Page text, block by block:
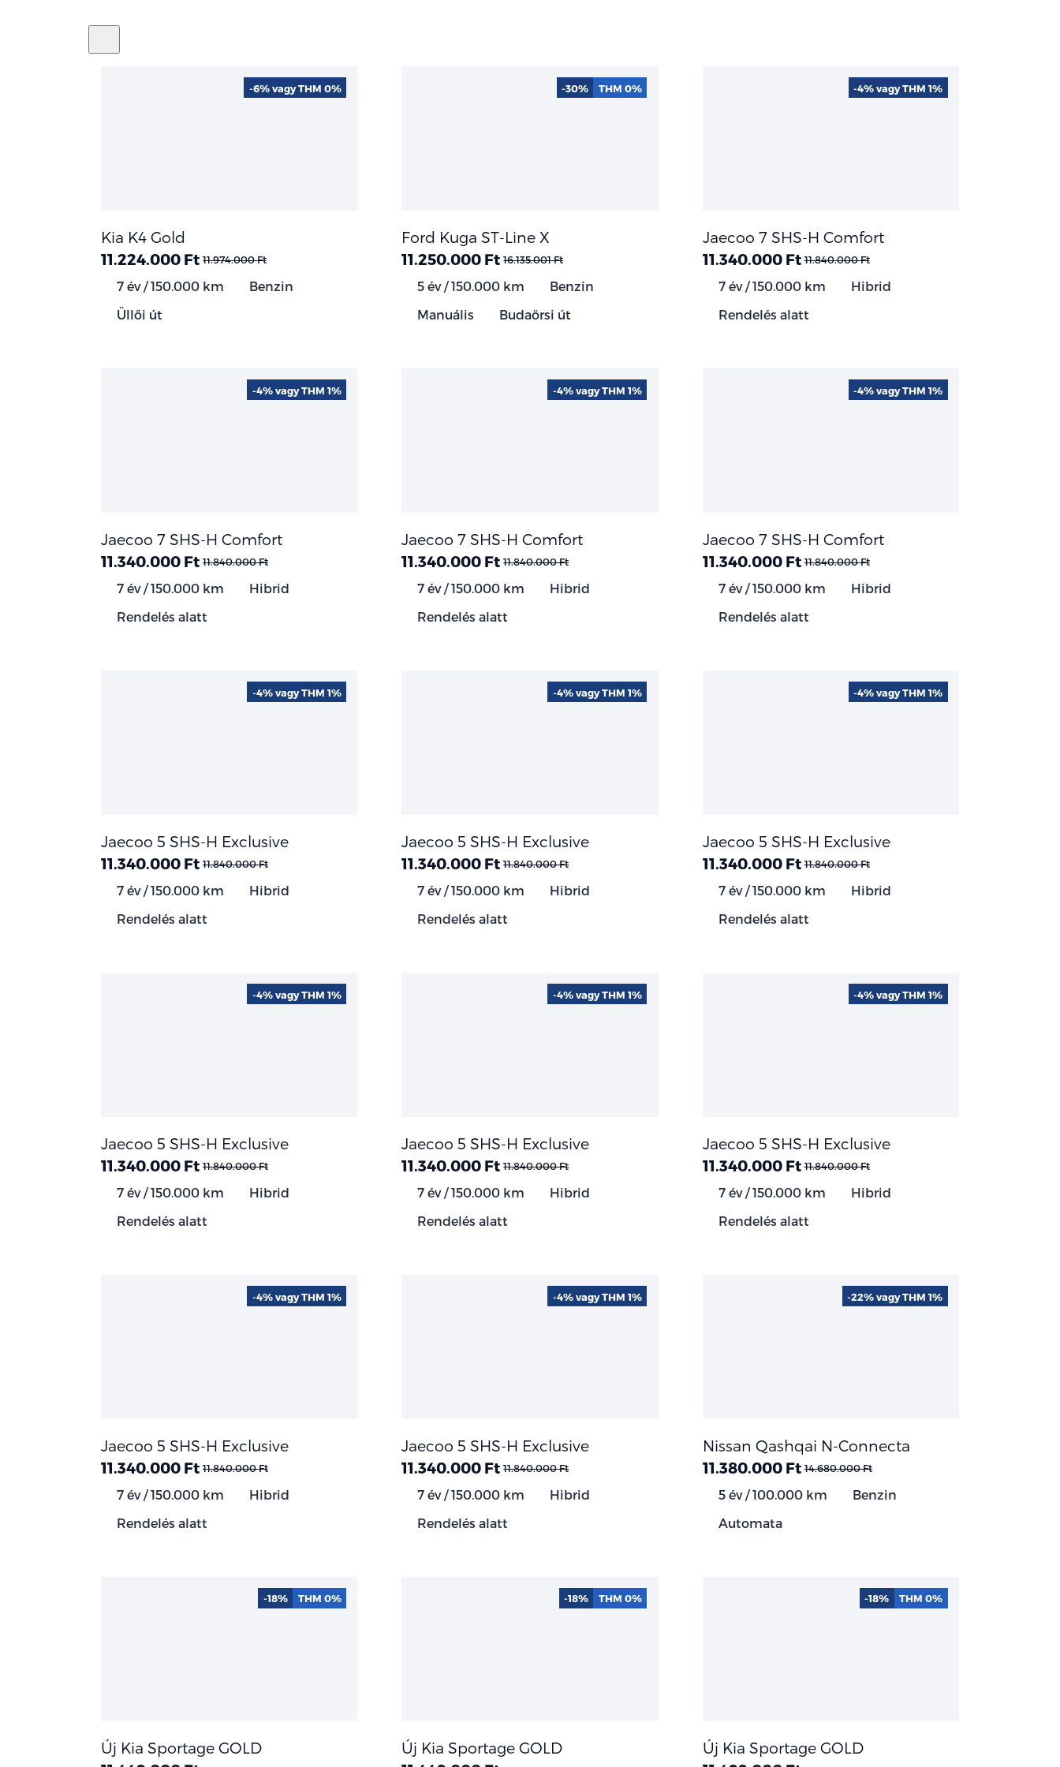
Kia K4 Gold
11.224.000 Ft 11.974.000 Ft
7 év / 150.000 km
Benzin
Üllői út
-6% vagy THM 0%
Ford Kuga ST-Line X
11.250.000 Ft 16.135.001 Ft
5 év / 150.000 km
Benzin
Manuális
Budaörsi út
-30% THM 0%
Jaecoo 7 SHS-H Comfort
11.340.000 Ft 11.840.000 Ft
7 év / 150.000 km
Hibrid
Rendelés alatt
-4% vagy THM 1%
Jaecoo 7 SHS-H Comfort
11.340.000 Ft 11.840.000 Ft
7 év / 150.000 km
Hibrid
Rendelés alatt
-4% vagy THM 1%
Jaecoo 7 SHS-H Comfort
11.340.000 Ft 11.840.000 Ft
7 év / 150.000 km
Hibrid
Rendelés alatt
-4% vagy THM 1%
Jaecoo 7 SHS-H Comfort
11.340.000 Ft 11.840.000 Ft
7 év / 150.000 km
Hibrid
Rendelés alatt
-4% vagy THM 1%
Jaecoo 5 SHS-H Exclusive
11.340.000 Ft 11.840.000 Ft
7 év / 150.000 km
Hibrid
Rendelés alatt
-4% vagy THM 1%
Jaecoo 5 SHS-H Exclusive
11.340.000 Ft 11.840.000 Ft
7 év / 150.000 km
Hibrid
Rendelés alatt
-4% vagy THM 1%
Jaecoo 5 SHS-H Exclusive
11.340.000 Ft 11.840.000 Ft
7 év / 150.000 km
Hibrid
Rendelés alatt
-4% vagy THM 1%
Jaecoo 5 SHS-H Exclusive
11.340.000 Ft 11.840.000 Ft
7 év / 150.000 km
Hibrid
Rendelés alatt
-4% vagy THM 1%
Jaecoo 5 SHS-H Exclusive
11.340.000 Ft 11.840.000 Ft
7 év / 150.000 km
Hibrid
Rendelés alatt
-4% vagy THM 1%
Jaecoo 5 SHS-H Exclusive
11.340.000 Ft 11.840.000 Ft
7 év / 150.000 km
Hibrid
Rendelés alatt
-4% vagy THM 1%
Jaecoo 5 SHS-H Exclusive
11.340.000 Ft 11.840.000 Ft
7 év / 150.000 km
Hibrid
Rendelés alatt
-4% vagy THM 1%
Jaecoo 5 SHS-H Exclusive
11.340.000 Ft 11.840.000 Ft
7 év / 150.000 km
Hibrid
Rendelés alatt
-4% vagy THM 1%
Nissan Qashqai N-Connecta
11.380.000 Ft 14.680.000 Ft
5 év / 100.000 km
Benzin
Automata
-22% vagy THM 1%
Új Kia Sportage GOLD
-18% THM 0%
Új Kia Sportage GOLD
-18% THM 0%
Új Kia Sportage GOLD
-18% THM 0%